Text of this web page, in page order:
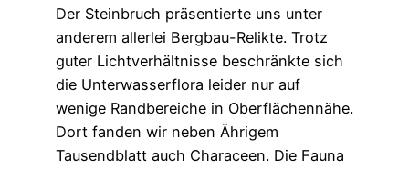
Der Steinbruch präsentierte uns unter
anderem allerlei Bergbau-Relikte. Trotz
guter Lichtverhältnisse beschränkte sich
die Unterwasserflora leider nur auf
wenige Randbereiche in Oberflächennähe.
Dort fanden wir neben Ährigem
Tausendblatt auch Characeen. Die Fauna